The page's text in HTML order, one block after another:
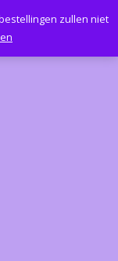
zullen niet